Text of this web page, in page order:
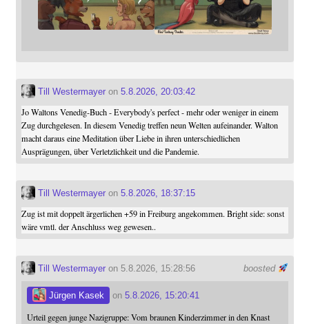
Till Westermayeron 5.8.2026, 20:03:42
Jo Waltons Venedig-Buch - Everybody's perfect - mehr oder weniger in einem
Zug durchgelesen. In diesem Venedig treffen neun Welten aufeinander. Walton
macht daraus eine Meditation über Liebe in ihren unterschiedlichen
Ausprägungen, über Verletzlichkeit und die Pandemie.
Till Westermayeron 5.8.2026, 18:37:15
Zug ist mit doppelt ärgerlichen +59 in Freiburg angekommen. Bright side: sonst
wäre vmtl. der Anschluss weg gewesen..
boosted
Till Westermayeron 5.8.2026, 15:28:56
Jürgen Kasek on 5.8.2026, 15:20:41
Urteil gegen junge Nazigruppe: Vom braunen Kinderzimmer in den Knast